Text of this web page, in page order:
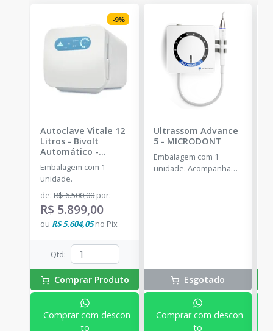
-9%
Autoclave Vitale 12
Litros - Bivolt
Automático -
CRISTÓFOLI
Embalagem com 1
unidade.
de:R$ 6.500,00por:
R$ 5.899,00
ou R$ 5.604,05no Pix
Qtd:
Comprar Produto
Comprar com descon
to
Ultrassom Advance
5- MICRODONT
Embalagem com 1
unidade. Acompanha
Esgotado
Comprar com descon
to